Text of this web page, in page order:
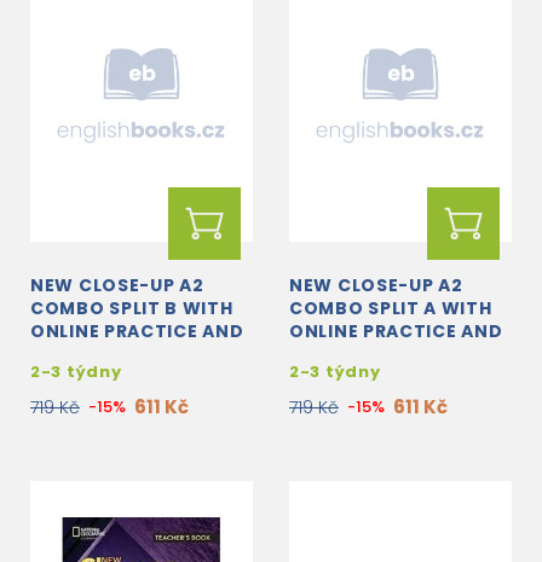
NEW CLOSE-UP A2
COMBO SPLIT B WITH
ONLINE PRACTICE AND
2-3 týdny
719 Kč -15% 611 Kč
NEW CLOSE-UP A2
COMBO SPLIT A WITH
ONLINE PRACTICE AND
2-3 týdny
719 Kč -15% 611 Kč